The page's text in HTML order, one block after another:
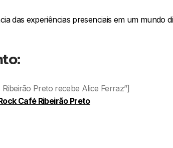
das experiências presenciais em um mundo
Ribeirão Preto recebe Alice Ferraz”]
Café Ribeirão Preto